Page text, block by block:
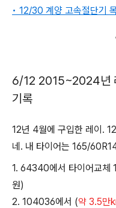
• 12/30 계양 고속절단기
6/12 2015~2024년
기록
12년 4월에 구입한 레이.
네. 내 타이어는 165/
1. 64340에서 타이어교
원)​​​​
2. 104036에서 (약 3.5만